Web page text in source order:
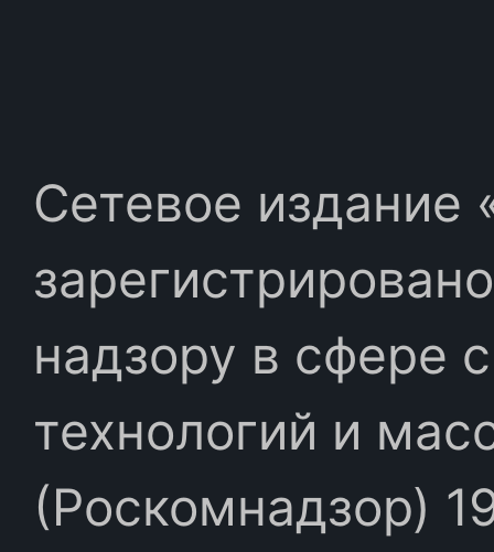
Сетевое издание
надзору в сфере
технологий и
(Роскомнадзор)